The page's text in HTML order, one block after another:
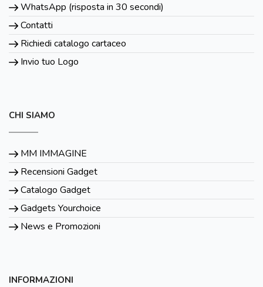
WhatsApp (risposta in 30 secondi)
Contatti
Richiedi catalogo cartaceo
Invio tuo Logo
CHI SIAMO
MM IMMAGINE
Recensioni Gadget
Catalogo Gadget
Gadgets Yourchoice
News e Promozioni
INFORMAZIONI